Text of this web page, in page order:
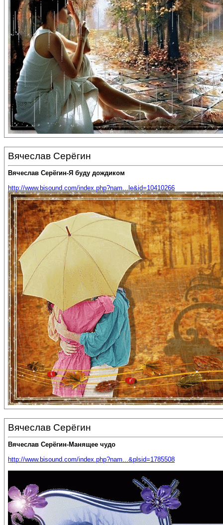
Вячеслав Серёгин
Вячеслав Серёгин-Я буду дождиком
http://www.bisound.com/index.php?nam...le&id=10410266
Вячеслав Серёгин
Вячеслав Серёгин-Манящее чудо
http://www.bisound.com/index.php?nam...&plsid=1785508